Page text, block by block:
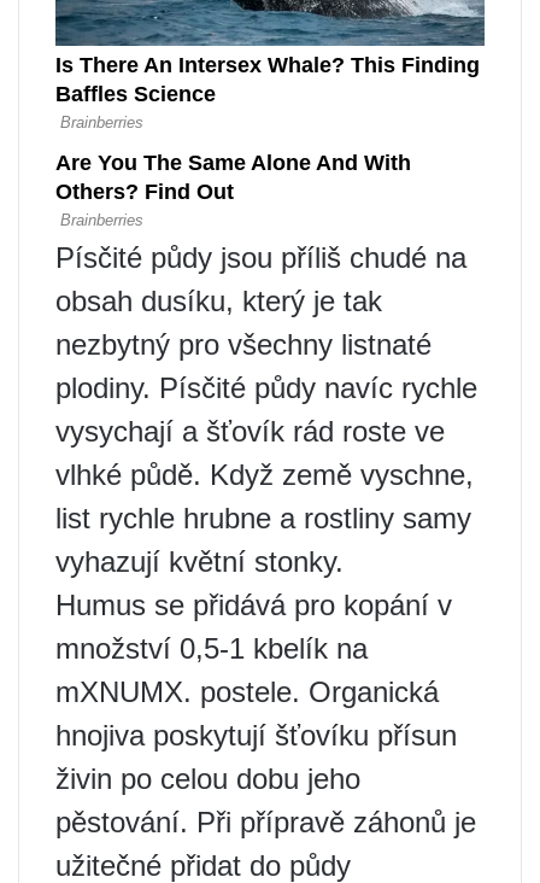
Písčité půdy jsou příliš chudé na
obsah dusíku, který je tak
nezbytný pro všechny listnaté
plodiny. Písčité půdy navíc rychle
vysychají a šťovík rád roste ve
vlhké půdě. Když země vyschne,
list rychle hrubne a rostliny samy
vyhazují květní stonky.
Humus se přidává pro kopání v
množství 0,5-1 kbelík na
mXNUMX. postele. Organická
hnojiva poskytují šťovíku přísun
živin po celou dobu jeho
pěstování. Při přípravě záhonů je
užitečné přidat do půdy